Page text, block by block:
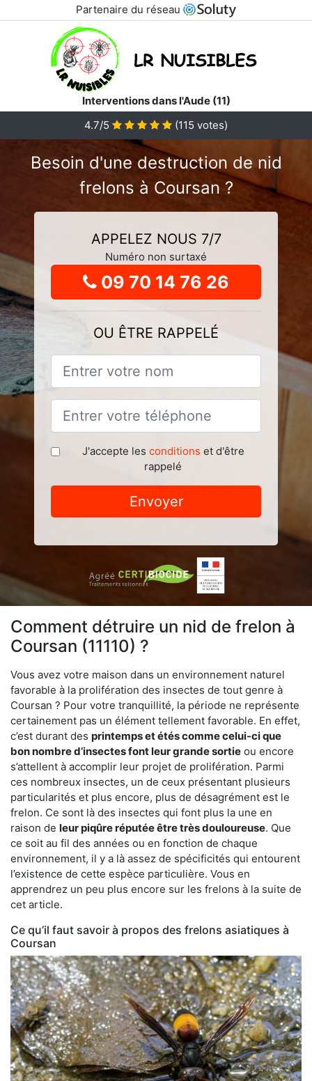
Partenaire du réseau
Interventions dans l'Aude (11)
4.7/5 (115 votes)
Besoin d'une destruction de nid
frelons à Coursan ?
APPELEZ NOUS 7/7
Numéro non surtaxé
09 70 14 76 26
OU ÊTRE RAPPELÉ
J'accepte les conditions et d'être
rappelé
Envoyer
Comment détruire un nid de frelon à
Coursan (11110) ?
Vous avez votre maison dans un environnement naturel
favorable à la prolifération des insectes de tout genre à
Coursan ? Pour votre tranquillité, la période ne représente
certainement pas un élément tellement favorable. En effet,
c’est durant des printemps et étés comme celui-ci que
bon nombre d’insectes font leur grande sortie ou encore
s’attellent à accomplir leur projet de prolifération. Parmi
ces nombreux insectes, un de ceux présentant plusieurs
particularités et plus encore, plus de désagrément est le
frelon. Ce sont là des insectes qui font plus la une en
raison de leur piqûre réputée être très douloureuse. Que
ce soit au fil des années ou en fonction de chaque
environnement, il y a là assez de spécificités qui entourent
l’existence de cette espèce particulière. Vous en
apprendrez un peu plus encore sur les frelons à la suite de
cet article.
Ce qu’il faut savoir à propos des frelons asiatiques à
Coursan